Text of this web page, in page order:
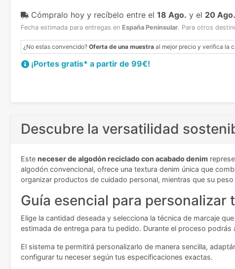
Cómpralo hoy y recíbelo entre el 18 Ago. y el 20 Ago.
Fecha estimada para entregas en España Peninsular. Para otros
¿No estas convencido? Oferta de una muestra al mejor precio y verifica la
¡Portes gratis* a partir de 99€!
Descubre la versatilidad
Este neceser de algodón reciclado con acabado denim
algodón convencional, ofrece una textura denim única que
organizar productos de cuidado personal, mientras que su
Guía esencial para personalizar
Elige la cantidad deseada y selecciona la técnica de marcaje
estimada de entrega para tu pedido. Durante el proceso
El sistema te permitirá personalizarlo de manera sencilla,
configurar tu neceser según tus especificaciones exactas.